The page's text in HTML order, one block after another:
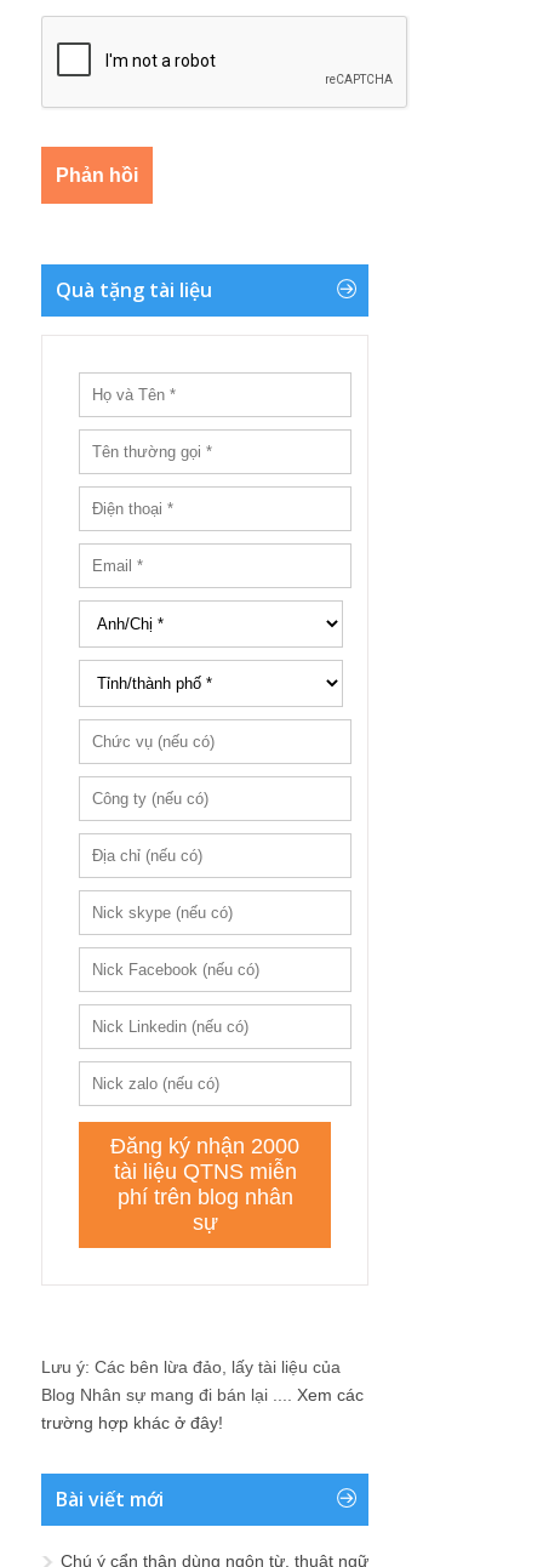
Quà tặng tài liệu
Lưu ý: Các bên lừa đảo, lấy tài liệu của
Blog Nhân sự mang đi bán lại .... Xem các
trường hợp khác ở đây!
Bài viết mới
Chú ý cẩn thận dùng ngôn từ, thuật ngữ